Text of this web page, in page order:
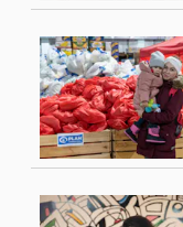
Lees
meer
Lees